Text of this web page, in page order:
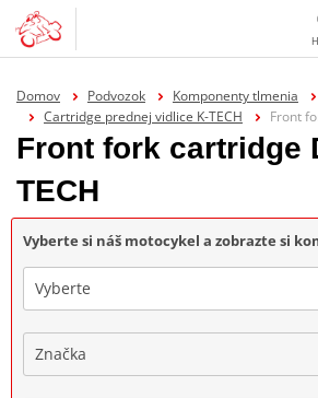
Domov Podvozok Komponenty tlmenia
Cartridge prednej vidlice K-TECH
Front
Front fork cartridge
TECH
Vyberte si náš motocykel a zobrazte si
Vyberte
Značka